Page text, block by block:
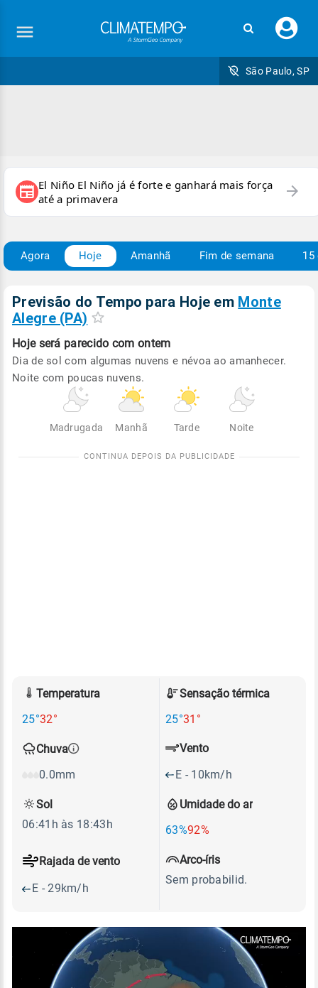
seu
São Paulo, SP
newspaper El Niño El Niño já é forte e ganhará mais força
até a primavera
arrow_forward
Agora Hoje Amanhã Fim de semana 15
Previsão do Tempo para Hoje em Monte
Alegre (PA)
Hoje será parecido com ontem
Dia de sol com algumas nuvens e névoa ao amanhecer.
Noite com poucas nuvens.
Madrugada Manhã Tarde Noite
Temperatura
25°32°
Sensação térmica
25°31°
Chuva
0.0mm
Umidade do ar
63%92%
Vento
E - 10km/h
Rajada de vento
E - 29km/h
Sol
06:41h às 18:43h
Arco-íris
Sem probabilid.